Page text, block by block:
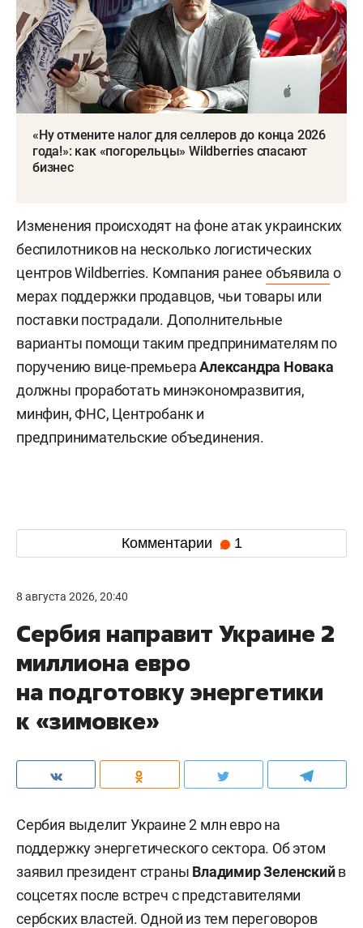
«Ну отмените налог для селлеров до конца 2026
года!»: как «погорельцы» Wildberries спасают
бизнес
Изменения происходят на фоне атак украинских
беспилотников на несколько логистических
центров Wildberries. Компания ранее объявила о
мерах поддержки продавцов, чьи товары или
поставки пострадали. Дополнительные
варианты помощи таким предпринимателям по
поручению вице-премьераАлександра Новака
должны проработать минэкономразвития,
минфин, ФНС, Центробанк и
предпринимательские объединения.
Комментарии 1
8 августа 2026, 20:40
Сербия направит Украине 2
миллиона евро
на подготовку энергетики
к «зимовке»
Сербия выделит Украине 2 млн евро на
поддержку энергетического сектора. Об этом
заявил президент страны Владимир Зеленскийв
соцсетях после встреч с представителями
сербских властей. Одной из тем переговоров